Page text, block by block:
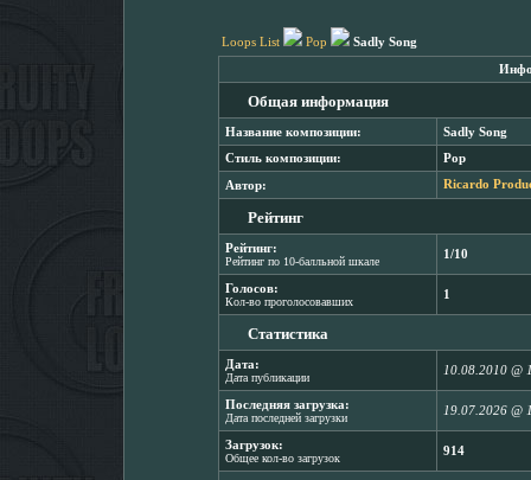
Loops List Pop Sadly Song
Общая информация
Название композиции: Sadly Song
Стиль композиции: Pop
Автор: Ricardo
Рейтинг
Рейтинг:
Рейтинг по 10-балльной шкале
1/10
Голосов:
Кол-во проголосовавших
1
Статистика
Дата:
Дата публикации
10.08.2010 @
Последняя загрузка:
Дата последней загрузки
19.07.2026 @
Загрузок:
Общее кол-во загрузок
914